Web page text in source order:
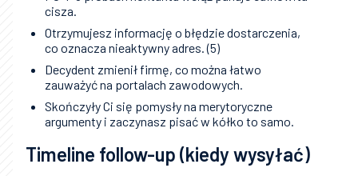
cisza.
Otrzymujesz informację o błędzie dostarczenia,
co oznacza nieaktywny adres. (5)
Decydent zmienił firmę, co można łatwo
zauważyć na portalach zawodowych.
Skończyły Ci się pomysły na merytoryczne
argumenty i zaczynasz pisać w kółko to samo.
Timeline follow-up (kiedy wysyłać)